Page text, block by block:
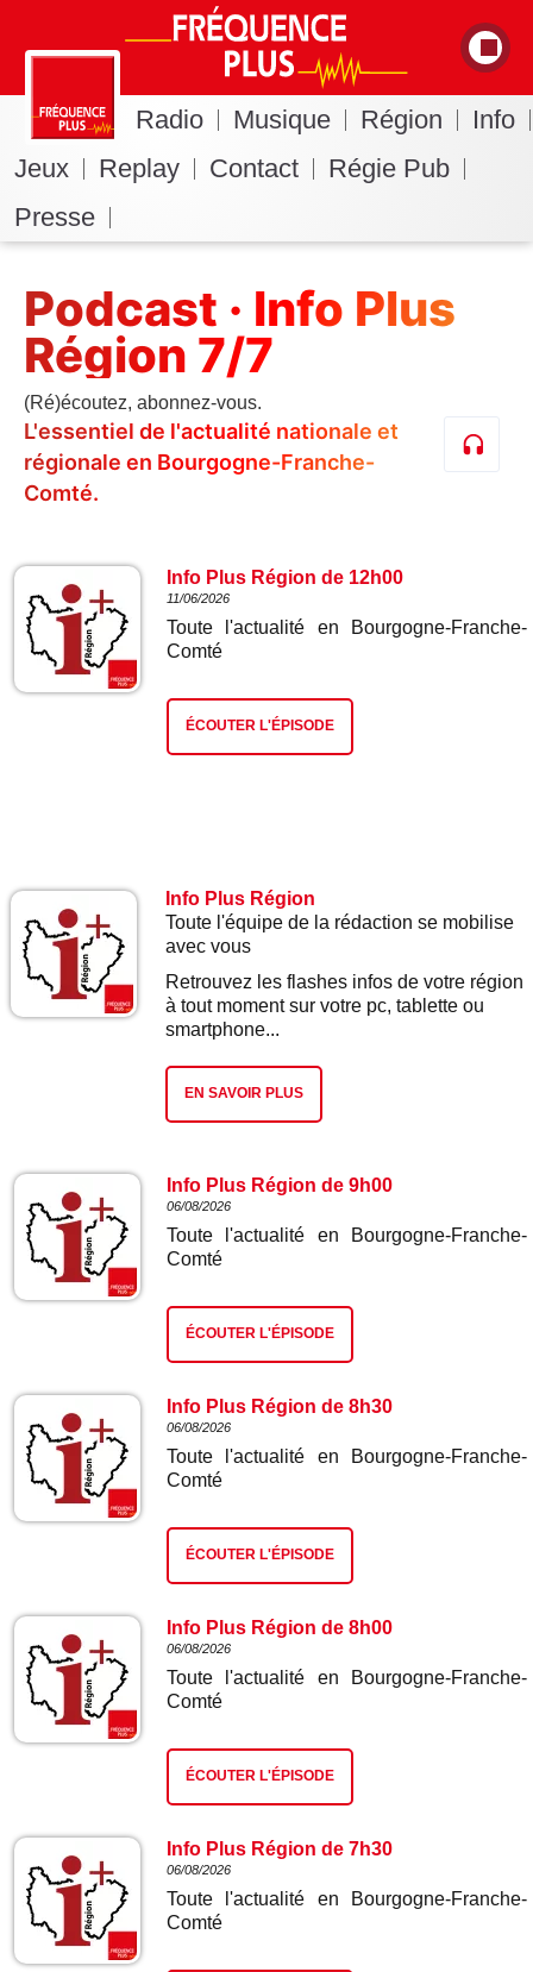
Radio Musique Région
Info
Jeux
Replay Contact
Régie Pub
Presse
Podcast · Info Plus
Région 7/7
(Ré)écoutez, abonnez-vous.
L'essentiel de l'actualité nationale et
régionale en Bourgogne-Franche-
Comté.
Info Plus Région de 12h00
11/06/2026
Toute l'actualité en Bourgogne-Franche-
Comté
ÉCOUTER L'ÉPISODE
Info Plus Région
Toute l'équipe de la rédaction se mobilise
avec vous
Retrouvez les flashes infos de votre région
à tout moment sur votre pc, tablette ou
smartphone...
EN SAVOIR PLUS
Info Plus Région de 9h00
06/08/2026
Toute l'actualité en Bourgogne-Franche-
Comté
ÉCOUTER L'ÉPISODE
Info Plus Région de 8h30
06/08/2026
Toute l'actualité en Bourgogne-Franche-
Comté
ÉCOUTER L'ÉPISODE
Info Plus Région de 8h00
06/08/2026
Toute l'actualité en Bourgogne-Franche-
Comté
ÉCOUTER L'ÉPISODE
Info Plus Région de 7h30
06/08/2026
Toute l'actualité en Bourgogne-Franche-
Comté